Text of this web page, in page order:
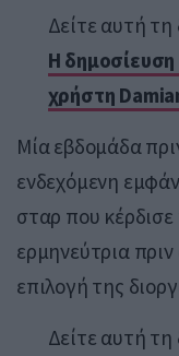
Δείτε αυτή
Η
χρήστη
Μία εβδομάδα
ενδεχόμενη
σταρ που
ερμηνεύτρια
επιλογή της
Δείτε αυτή